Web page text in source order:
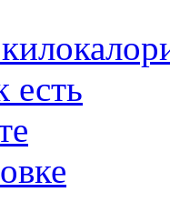
есть